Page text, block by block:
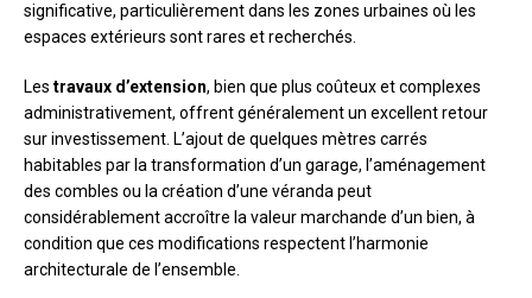
significative, particulièrement dans les zones urbaines où les
espaces extérieurs sont rares et recherchés.
Les travaux d’extension, bien que plus coûteux et complexes
administrativement, offrent généralement un excellent retour
sur investissement. L’ajout de quelques mètres carrés
habitables par la transformation d’un garage, l’aménagement
des combles ou la création d’une véranda peut
considérablement accroître la valeur marchande d’un bien, à
condition que ces modifications respectent l’harmonie
architecturale de l’ensemble.